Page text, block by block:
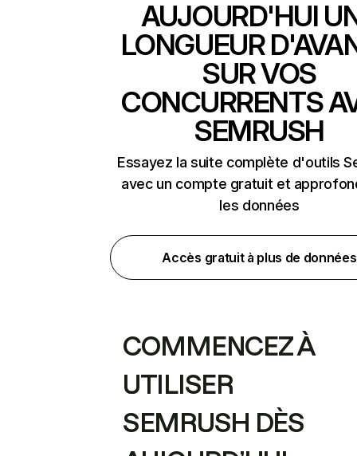
AUJOURD'HUI
LONGUEUR
SUR VOS
CONCURRENTS
SEMRUSH
Essayez la suite complète d'outils
avec un compte gratuit et
les données
Accès gratuit à plus de données
COMMENCEZ À
UTILISER
SEMRUSH DÈS